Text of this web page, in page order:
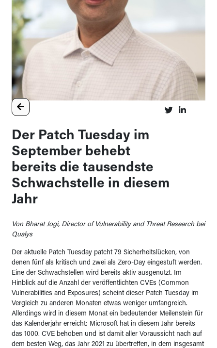
Der Patch Tuesday im
September behebt
bereits die tausendste
Schwachstelle in diesem
Jahr
Von Bharat Jogi, Director of Vulnerability and Threat Research bei
Qualys
Der aktuelle Patch Tuesday patcht 79 Sicherheitslücken, von
denen fünf als kritisch und zwei als Zero-Day eingestuft werden.
Eine der Schwachstellen wird bereits aktiv ausgenutzt. Im
Hinblick auf die Anzahl der veröffentlichten CVEs (Common
Vulnerabilities and Exposures) scheint dieser Patch Tuesday im
Vergleich zu anderen Monaten etwas weniger umfangreich.
Allerdings wird in diesem Monat ein bedeutender Meilenstein für
das Kalenderjahr erreicht: Microsoft hat in diesem Jahr bereits
das 1000. CVE behoben und ist damit aller Voraussicht nach auf
dem besten Weg, das Jahr 2021 zu übertreffen, in dem insgesamt